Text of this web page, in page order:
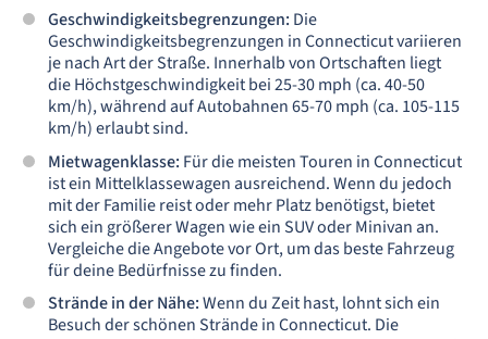
Geschwindigkeitsbegrenzungen: Die
Geschwindigkeitsbegrenzungen in Connecticut variieren
je nach Art der Straße. Innerhalb von Ortschaften liegt
die Höchstgeschwindigkeit bei 25-30 mph (ca. 40-50
km/h), während auf Autobahnen 65-70 mph (ca. 105-115
km/h) erlaubt sind.
Mietwagenklasse: Für die meisten Touren in Connecticut
ist ein Mittelklassewagen ausreichend. Wenn du jedoch
mit der Familie reist oder mehr Platz benötigst, bietet
sich ein größerer Wagen wie ein SUV oder Minivan an.
Vergleiche die Angebote vor Ort, um das beste Fahrzeug
für deine Bedürfnisse zu finden.
Strände in der Nähe:Wenn du Zeit hast, lohnt sich ein
Besuch der schönen Strände in Connecticut. Die